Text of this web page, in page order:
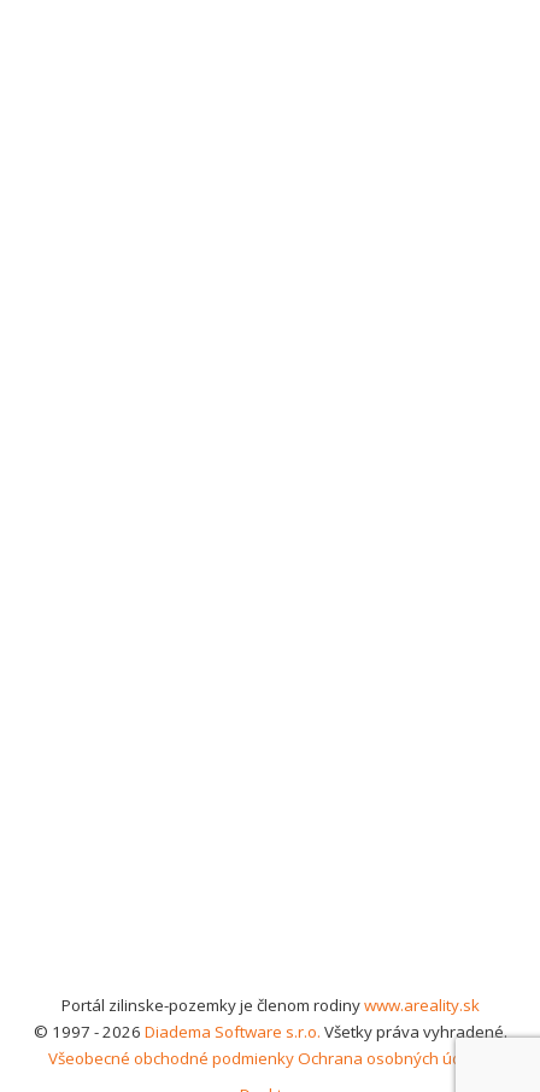
Portál zilinske-pozemky je členom rodinywww.areality.sk
© 1997 - 2026 Diadema Software s.r.o. Všetky práva vyhradené.
Všeobecné obchodné podmienkyOchrana osobných údajov